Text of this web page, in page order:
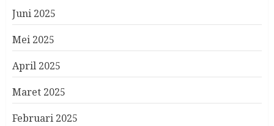
Juni 2025
Mei 2025
April 2025
Maret 2025
Februari 2025